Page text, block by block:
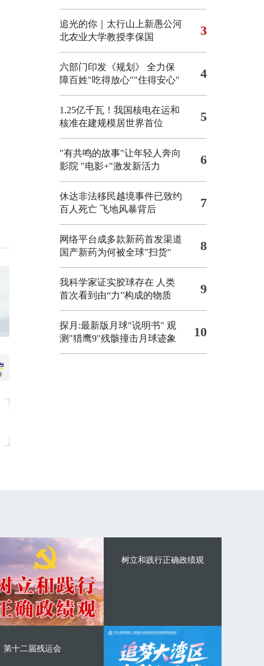
追光的你｜太行山上新愚公河
北农业大学教授李保国
3
六部门印发《规划》 全力保
障百姓"吃得放心""住得安心"
4
1.25亿千瓦！我国核电在运和
核准在建规模居世界首位
5
"有共鸣的故事"让年轻人奔向
影院 "电影+"激发新活力 6
休达非法移民越境事件已致约
百人死亡 飞地风暴背后 7
网络平台成多款新药首发渠道
国产新药为何被全球"扫货"
8
我科学家证实胶球存在 人类
首次看到由“力”构成的物质
9
探月:最新版月球"说明书" 观
测"猎鹰9"残骸撞击月球迹象
10
树立和践行正确政绩观
第十二届残运会